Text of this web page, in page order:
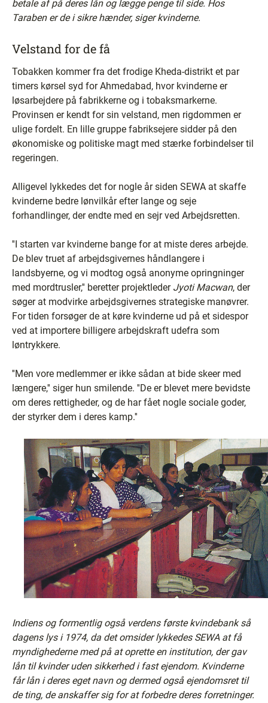
betale af på deres lån og lægge penge til side. Hos
Taraben er de i sikre hænder, siger kvinderne.
Velstand for de få
Tobakken kommer fra det frodige Kheda-distrikt et par
timers kørsel syd for Ahmedabad, hvor kvinderne er
løsarbejdere på fabrikkerne og i tobaksmarkerne.
Provinsen er kendt for sin velstand, men rigdommen er
ulige fordelt. En lille gruppe fabriksejere sidder på den
økonomiske og politiske magt med stærke forbindelser til
regeringen.
Alligevel lykkedes det for nogle år siden SEWA at skaffe
kvinderne bedre lønvilkår efter lange og seje
forhandlinger, der endte med en sejr ved Arbejdsretten.
''I starten var kvinderne bange for at miste deres arbejde.
De blev truet af arbejdsgivernes håndlangere i
landsbyerne, og vi modtog også anonyme opringninger
med mordtrusler,'' beretter projektleder Jyoti Macwan, der
søger at modvirke arbejdsgivernes strategiske manøvrer.
For tiden forsøger de at køre kvinderne ud på et sidespor
ved at importere billigere arbejdskraft udefra som
løntrykkere.
''Men vore medlemmer er ikke sådan at bide skeer med
længere,'' siger hun smilende. ''De er blevet mere bevidste
om deres rettigheder, og de har fået nogle sociale goder,
der styrker dem i deres kamp.''
Indiens og formentlig også verdens første kvindebank så
dagens lys i 1974, da det omsider lykkedes SEWA at få
myndighederne med på at oprette en institution, der gav
lån til kvinder uden sikkerhed i fast ejendom. Kvinderne
får lån i deres eget navn og dermed også ejendomsret til
de ting, de anskaffer sig for at forbedre deres forretninger.